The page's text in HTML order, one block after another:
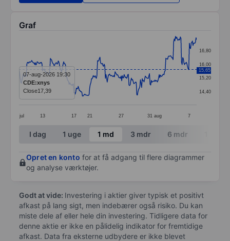
Graf
Line chart with 295 data points.
The chart has 1 X axis displaying categories.
The chart has 1 Y axis displaying values. Data ranges
jul 13 17 21 27 31 aug 7
14,40
15,20
16,00
16,80
15,65
07-aug-2026 19:30
CDE:xnys
Close17,39
End of interactive chart.
I dag 1 uge 1 md 3 mdr 6 mdr
Opret en konto for at få adgang til flere diagrammer
og analyse værktøjer.
Godt at vide: Investering i aktier giver typisk et positivt
afkast på lang sigt, men indebærer også risiko. Du kan
miste dele af eller hele din investering. Tidligere data for
denne aktie er ikke en pålidelig indikator for fremtidige
afkast. Data fra eksterne udbydere er ikke blevet